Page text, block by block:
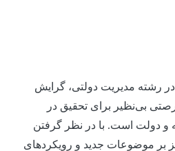
در رشته مدیریت دولتی، گرایش
بی‌نظیر برای تحقیق در
و دولت است. با در نظر گرفتن
بر موضوعات جدید و رویکردهای